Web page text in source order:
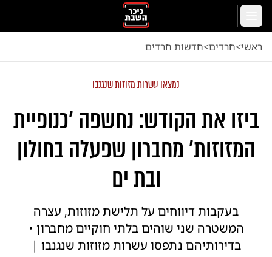
דלג לתוכן הראשי
ראשי<חרדים<חדשות חרדים
נמצאו עשרות מזוזות שנגנבו
ביזו את הקודש: נחשפה 'כנופיית
המזוזות' מחברון שפעלה בחולון
ובת ים
בעקבות דיווחים על תלישת מזוזות, עצרה
המשטרה שני שוהים בלתי חוקיים מחברון •
בדירותיהם נתפסו עשרות מזוזות שנגנבו |